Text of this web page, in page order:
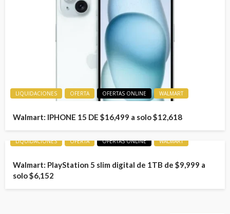
LIQUIDACIONES OFERTA OFERTAS ONLINE WALMART
Walmart: IPHONE 15 DE $16,499 a solo $12,618
LIQUIDACIONES OFERTA OFERTAS ONLINE WALMART
Walmart: PlayStation 5 slim digital de 1TB de $9,999 a
solo $6,152